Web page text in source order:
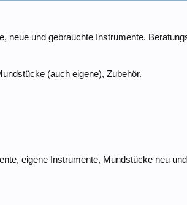
neue und gebrauchte Instrumente.
(auch eigene), Zubehör.
eigene Instrumente, Mundstücke neu